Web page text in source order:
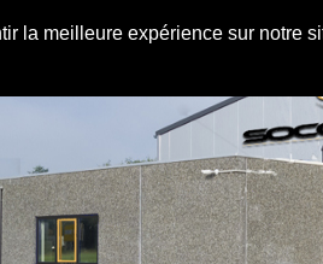
la meilleure expérience sur notre
DE MAISON AMÉNAGEMENT DES